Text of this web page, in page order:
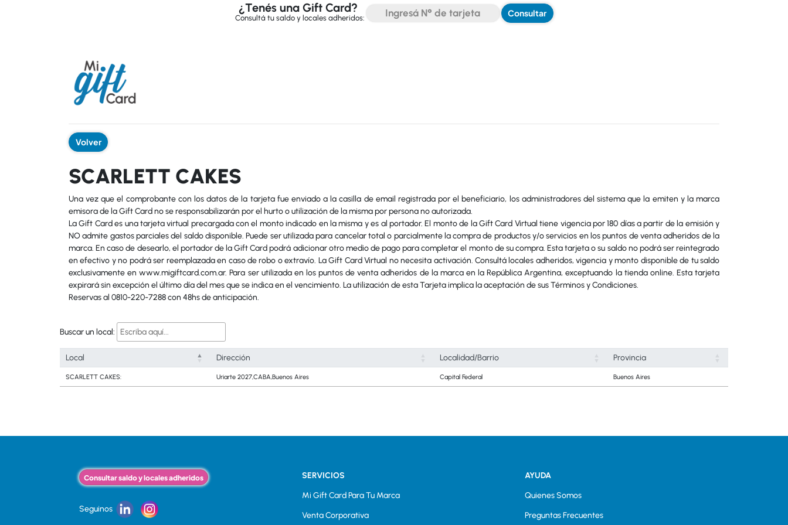
¿Tenés una Gift Card?
Consultá tu saldo y locales adheridos: Consultar
Volver
SCARLETT CAKES
Una vez que el comprobante con los datos de la tarjeta fue enviado a la casilla de email registrada por el beneficiario, los administradores del sistema que la emiten y la marca
emisora de la Gift Card no se responsabilizarán por el hurto o utilización de la misma por persona no autorizada.
La Gift Card es una tarjeta virtual precargada con el monto indicado en la misma y es al portador. El monto de la Gift Card Virtual tiene vigencia por 180 días a partir de la emisión y
NO admite gastos parciales del saldo disponible. Puede ser utilizada para cancelar total o parcialmente la compra de productos y/o servicios en los puntos de venta adheridos de la
marca. En caso de desearlo, el portador de la Gift Card podrá adicionar otro medio de pago para completar el monto de su compra. Esta tarjeta o su saldo no podrá ser reintegrado
en efectivo y no podrá ser reemplazada en caso de robo o extravío. La Gift Card Virtual no necesita activación. Consultá locales adheridos, vigencia y monto disponible de tu saldo
exclusivamente en www.migiftcard.com.ar. Para ser utilizada en los puntos de venta adheridos de la marca en la República Argentina, exceptuando la tienda online. Esta tarjeta
expirará sin excepción el último día del mes que se indica en el vencimiento. La utilización de esta Tarjeta implica la aceptación de sus Términos y Condiciones.
Reservas al 0810-220-7288 con 48hs de anticipación.
Buscar un local:
Local Dirección Localidad/Barrio Provincia
SCARLETT CAKES: Uriarte 2027,CABA,Buenos Aires Capital Federal Buenos Aires
Consultar saldo y locales adheridos
Seguinos
SERVICIOS
Mi Gift Card Para Tu Marca
Venta Corporativa
AYUDA
Quienes Somos
Preguntas Frecuentes